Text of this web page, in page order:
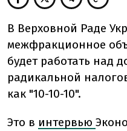
В Верховной Раде
межфракционное
будет работать над
радикальной
как "10-10-10".
Это в интервью